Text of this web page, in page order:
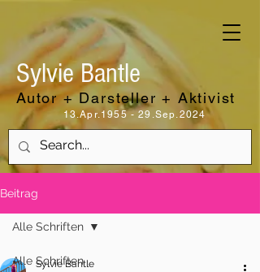
Sylvie Bantle
Autor + Darsteller + Aktivist
13.Apr.1955 - 29.Sep.2024
Beitrag
Alle Schriften
Alle Schriften
Sylvie Bantle